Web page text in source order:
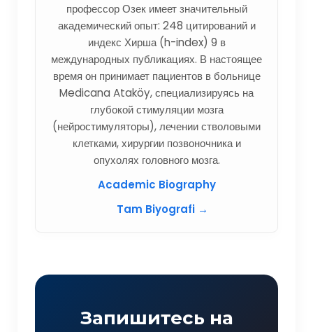
профессор Озек имеет значительный
академический опыт: 248 цитирований и
индекс Хирша (h-index) 9 в
международных публикациях. В настоящее
время он принимает пациентов в больнице
Medicana Ataköy, специализируясь на
глубокой стимуляции мозга
(нейростимуляторы), лечении стволовыми
клетками, хирургии позвоночника и
опухолях головного мозга.
Academic Biography
Tam Biyografi →
Запишитесь на